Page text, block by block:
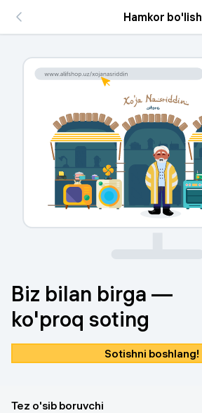
Hamkor bo'lish
Biz bilan birga —
ko'proq soting
Sotishni boshlang!
Tez o'sib boruvchi